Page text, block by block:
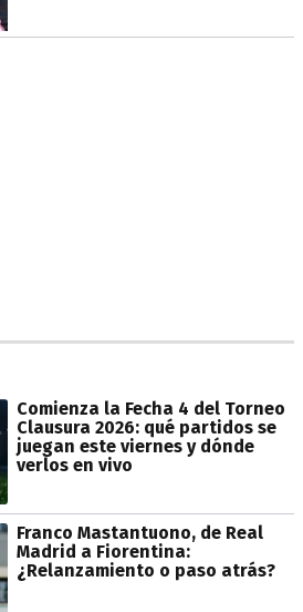
Comienza la Fecha 4 del Torneo
Clausura 2026: qué partidos se
juegan este viernes y dónde
verlos en vivo
Franco Mastantuono, de Real
Madrid a Fiorentina:
¿Relanzamiento o paso atrás?